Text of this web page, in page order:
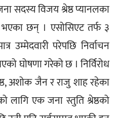
सदस्य विजय श्रेष्ठ प्यानलका
भएका छन् । एसोसिएट तर्फ ३
उम्मेदवारी परेपछि निर्वाचन
घोषणा गरेको छ । निर्विरोध
अशोक जैन र राजु शाह रहेका
लागि एक जना स्तुति श्रेष्ठको